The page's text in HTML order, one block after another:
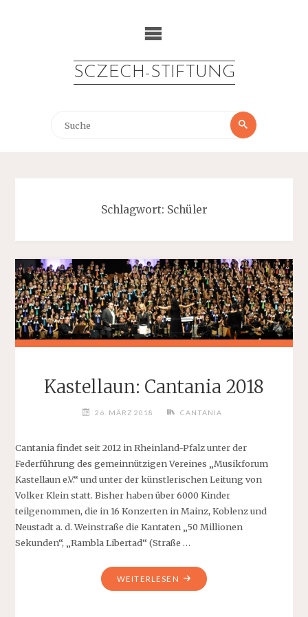
SCZECH-STIFTUNG
Suche
Suche
Schlagwort: Schüler
Kastellaun: Cantania 2018
26. MÄRZ 2018 CANTANIA
Cantania findet seit 2012 in Rheinland-Pfalz unter der
Federführung des gemeinnützigen Vereines „Musikforum
Kastellaun e.V.“ und unter der künstlerischen Leitung von
Volker Klein statt. Bisher haben über 6000 Kinder
teilgenommen, die in 16 Konzerten in Mainz, Koblenz und
Neustadt a. d. Weinstraße die Kantaten „50 Millionen
Sekunden“, „Rambla Libertad“ (Straße …
WEITERLESEN "KASTELLAUN: